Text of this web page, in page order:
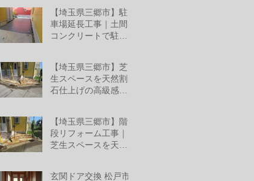
【埼玉県三郷市】駐
車場延長工事｜土間
コンクリートで駐車
【埼玉県三郷市】芝
生スペースを天然割
石仕上げの高級感あ
【埼玉県三郷市】階
段リフォーム工事｜
芝生スペースを天然
玄関ドア交換 松戸市